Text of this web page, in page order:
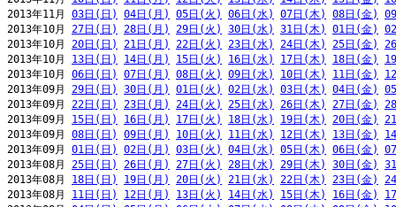
2013年11月 03日(日) 04日(月) 05日(火) 06日(水) 07日(木) 08日(金)
2013年10月 27日(日) 28日(月) 29日(火) 30日(水) 31日(木) 01日(金)
2013年10月 20日(日) 21日(月) 22日(火) 23日(水) 24日(木) 25日(金)
2013年10月 13日(日) 14日(月) 15日(火) 16日(水) 17日(木) 18日(金)
2013年10月 06日(日) 07日(月) 08日(火) 09日(水) 10日(木) 11日(金)
2013年09月 29日(日) 30日(月) 01日(火) 02日(水) 03日(木) 04日(金)
2013年09月 22日(日) 23日(月) 24日(火) 25日(水) 26日(木) 27日(金)
2013年09月 15日(日) 16日(月) 17日(火) 18日(水) 19日(木) 20日(金)
2013年09月 08日(日) 09日(月) 10日(火) 11日(水) 12日(木) 13日(金)
2013年09月 01日(日) 02日(月) 03日(火) 04日(水) 05日(木) 06日(金)
2013年08月 25日(日) 26日(月) 27日(火) 28日(水) 29日(木) 30日(金)
2013年08月 18日(日) 19日(月) 20日(火) 21日(水) 22日(木) 23日(金)
2013年08月 11日(日) 12日(月) 13日(火) 14日(水) 15日(木) 16日(金)